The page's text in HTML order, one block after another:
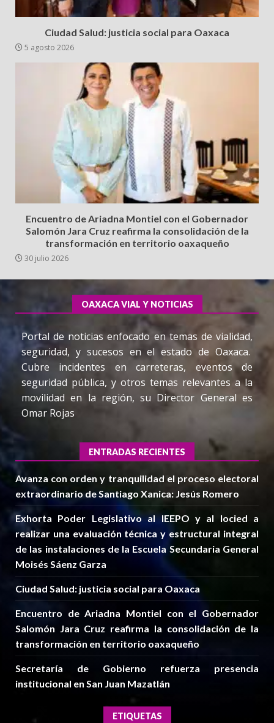
Ciudad Salud: justicia social para Oaxaca
5 agosto 2026
Encuentro de Ariadna Montiel con el Gobernador
Salomón Jara Cruz reafirma la consolidación de la
transformación en territorio oaxaqueño
30 julio 2026
OAXACA VIAL Y NOTICIAS
Portal de noticias enfocado en temas de vialidad,
seguridad, y sucesos en el estado de Oaxaca.
Cubre incidentes en carreteras, eventos de
seguridad pública, y otros temas relevantes a la
movilidad en la región, su Director General es
Omar Rojas
ENTRADAS RECIENTES
Avanza con orden y tranquilidad el proceso electoral
extraordinario de Santiago Xanica: Jesús Romero
Exhorta Poder Legislativo al IEEPO y al Iocied a
realizar una evaluación técnica y estructural integral
de las instalaciones de la Escuela Secundaria General
Moisés Sáenz Garza
Ciudad Salud: justicia social para Oaxaca
Encuentro de Ariadna Montiel con el Gobernador
Salomón Jara Cruz reafirma la consolidación de la
transformación en territorio oaxaqueño
Secretaría de Gobierno refuerza presencia
institucional en San Juan Mazatlán
ETIQUETAS